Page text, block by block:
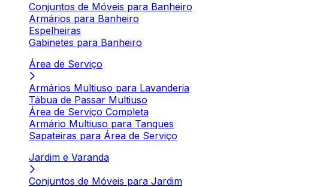
Conjuntos de Móveis para Banheiro
Armários para Banheiro
Espelheiras
Gabinetes para Banheiro
Área de Serviço
Armários Multiuso para Lavanderia
Tábua de Passar Multiuso
Área de Serviço Completa
Armário Multiuso para Tanques
Sapateiras para Área de Serviço
Jardim e Varanda
Conjuntos de Móveis para Jardim